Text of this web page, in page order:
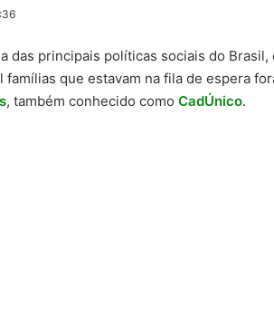
das principais políticas sociais do
que estavam na fila de espera
, também conhecido como CadÚnico.